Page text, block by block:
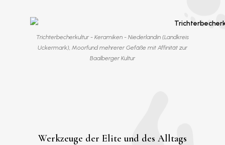
Trichterbecherkultur - Keramiken - Niederlandin (Landkreis
Uckermark), Moorfund mehrerer Gefäße mit Affinität zur
Baalberger Kultur
Werkzeuge der Elite und des Alltags